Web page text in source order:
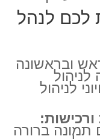
לכם לנהל
ובראשונה
לניהול
לניהול
ברורה